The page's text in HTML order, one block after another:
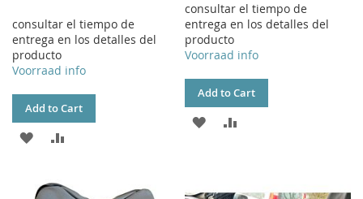
consultar el tiempo de
entrega en los detalles del
producto
Voorraad info
Add to Cart
ADD
WISHCOMPARE
consultar el tiempo de
entrega en los detalles del
producto
Voorraad info
Add to Cart
ADD